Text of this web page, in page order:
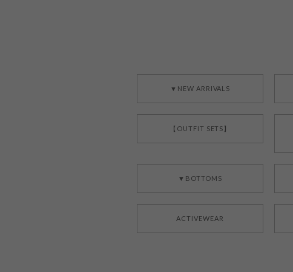
▼NEW ARRIVALS
【OUTFIT SETS】
▼BOTTOMS
ACTIVEWEAR